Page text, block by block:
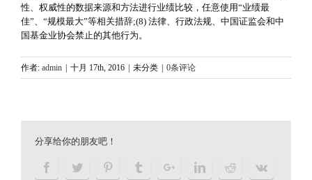
性、权威性的数据来源和方法进行业绩比较，任意使用“业绩最
佳”、“规模最大”等相关措辞;(8) 法律、行政法规、中国证监会和中
国基金业协会禁止的其他行为。
作者: admin 十月 17th, 2016 未分类 0条评论
分享给你的朋友吧！